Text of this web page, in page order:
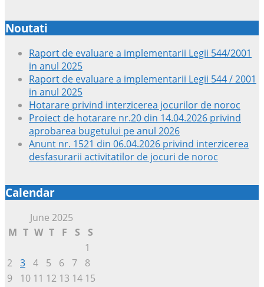
Noutati
Raport de evaluare a implementarii Legii 544/2001
in anul 2025
Raport de evaluare a implementarii Legii 544 / 2001
in anul 2025
Hotarare privind interzicerea jocurilor de noroc
Proiect de hotarare nr.20 din 14.04.2026 privind
aprobarea bugetului pe anul 2026
Anunt nr. 1521 din 06.04.2026 privind interzicerea
desfasurarii activitatilor de jocuri de noroc
Calendar
June 2025
M T W T F S
S
1
2 3 4 5 6 7
8
9
10 11 12 13 14 15